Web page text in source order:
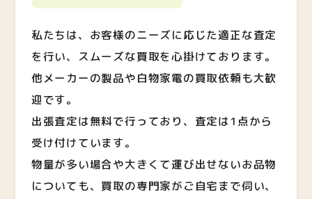
私たちは、お客様のニーズに応じた適正な査定
を行い、スムーズな買取を心掛けております。
他メーカーの製品や白物家電の買取依頼も大歓
迎です。
出張査定は無料で行っており、査定は1点から
受け付けています。
物量が多い場合や大きくて運び出せないお品物
についても、買取の専門家がご自宅まで伺い、